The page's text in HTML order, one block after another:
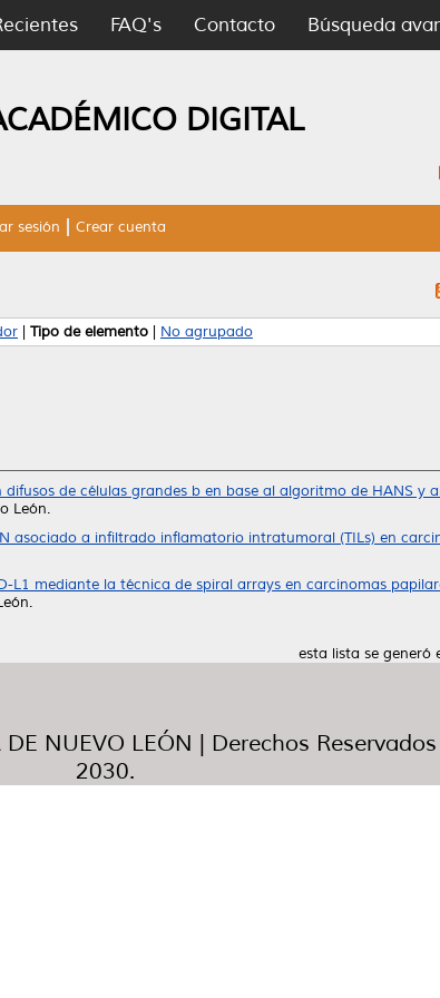
FAQ's Contacto Búsqueda
DIGITAL
sesión Crear cuenta
Tipo de elemento No agrupado
de células grandes b en base al algoritmo de HANS y
León.
asociado a infiltrado inflamatorio intratumoral (TILs) en
L1 mediante la técnica de spiral arrays en carcinomas
esta lista se generó
NUEVO LEÓN | Derechos
2030.